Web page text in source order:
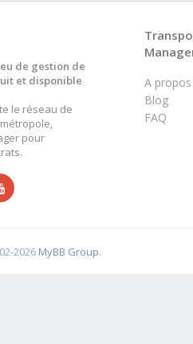
de gestion de
et disponible
le réseau de
pour
A propos
Blog
FAQ
2026 MyBB Group.